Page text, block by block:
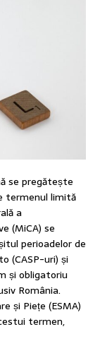
se pregătește
termenul limită
a
(MiCA) se
perioadelor de
(CASP-uri) și
și obligatoriu
România.
și Piețe (ESMA)
termen,